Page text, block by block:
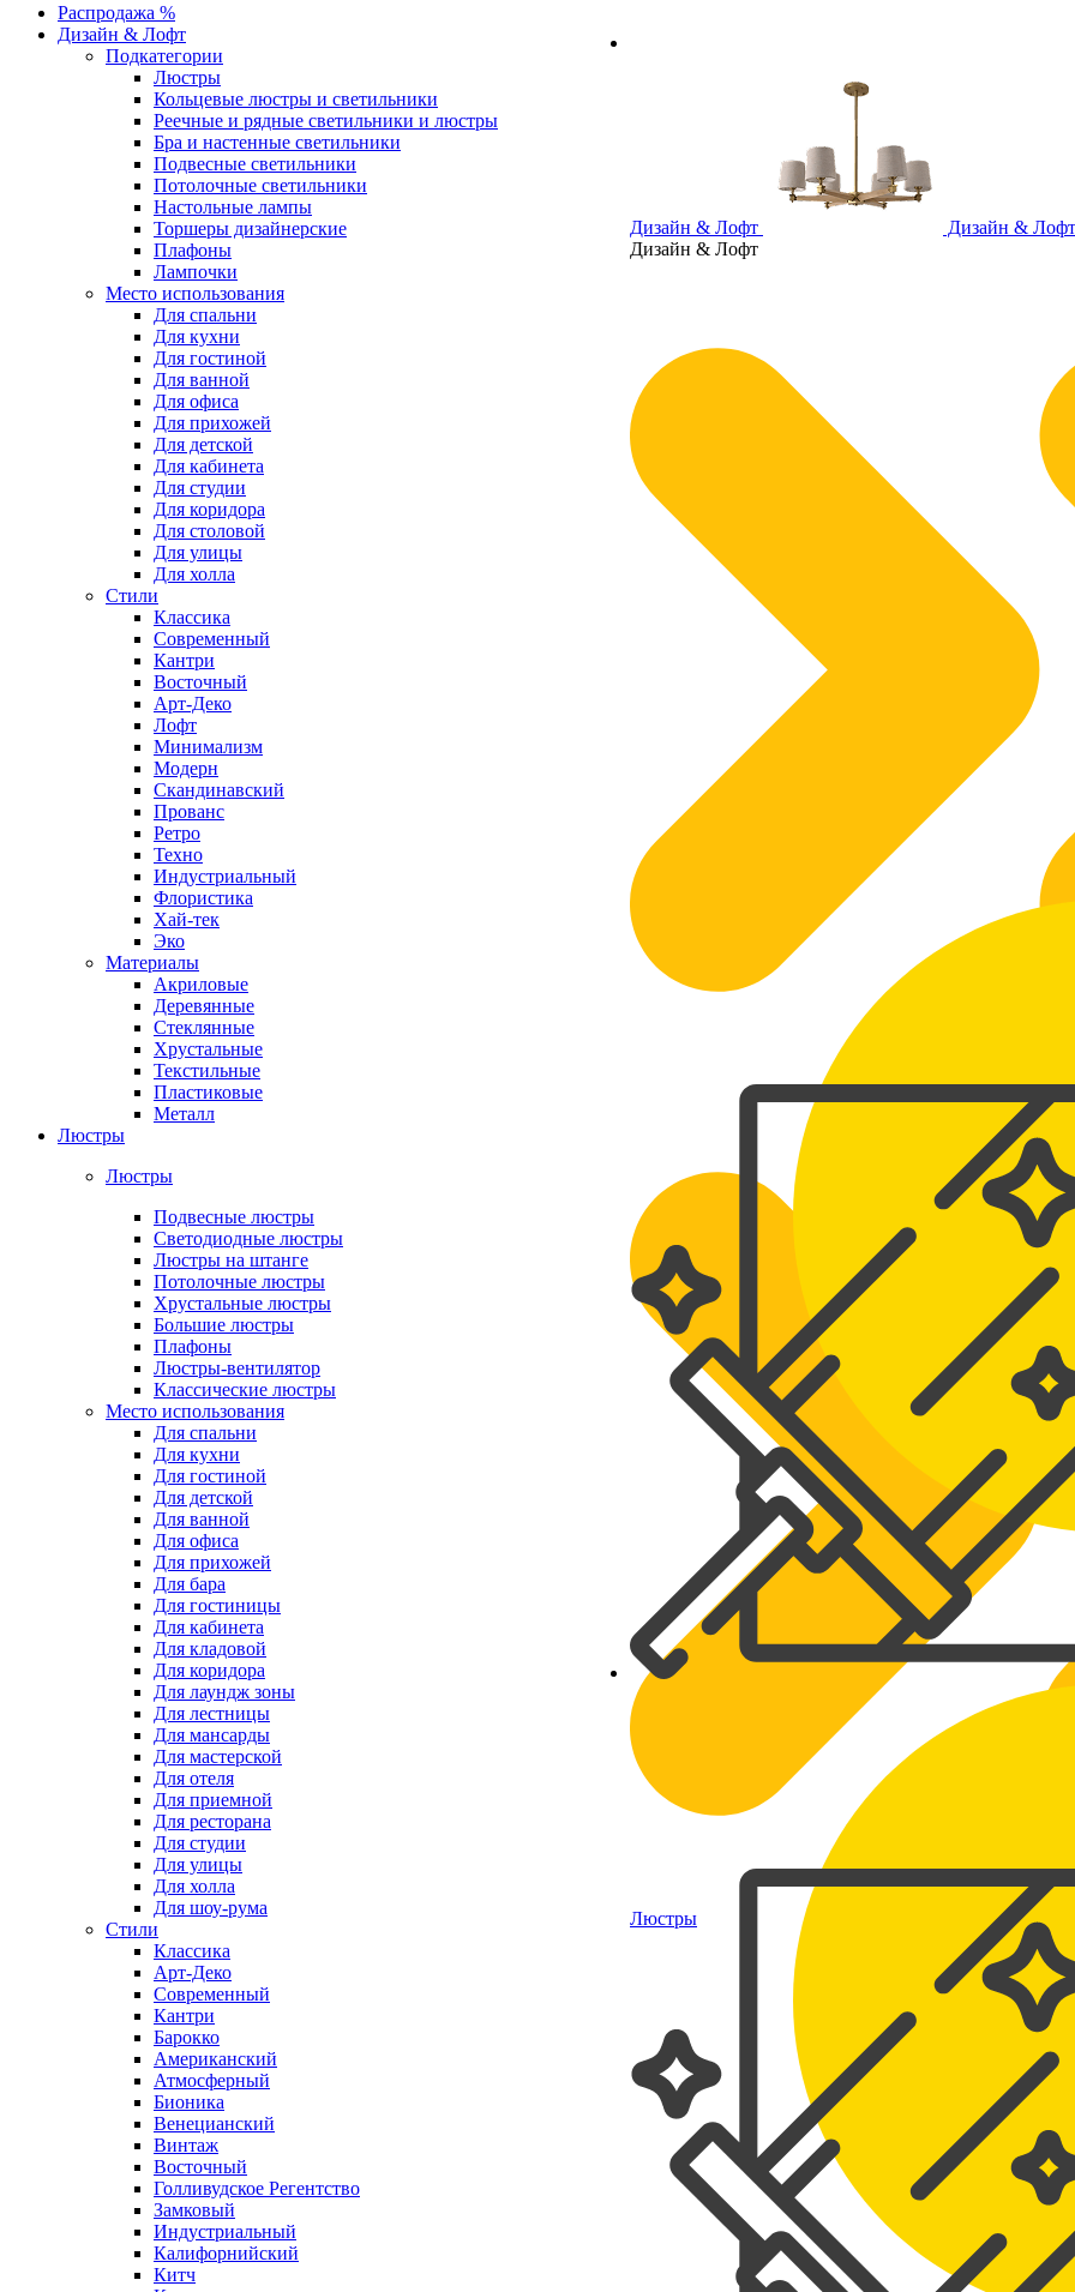
Дизайн & Лофт
Дизайн & Лофт
Дизайн & Лофт
Люстры
Распродажа %
Дизайн & Лофт
Подкатегории
Люстры
Кольцевые люстры и светильники
Реечные и рядные светильники и люстры
Бра и настенные светильники
Подвесные светильники
Потолочные светильники
Настольные лампы
Торшеры дизайнерские
Плафоны
Лампочки
Место использования
Для спальни
Для кухни
Для гостиной
Для ванной
Для офиса
Для прихожей
Для детской
Для кабинета
Для студии
Для коридора
Для столовой
Для улицы
Для холла
Стили
Классика
Современный
Кантри
Восточный
Арт-Деко
Лофт
Минимализм
Модерн
Скандинавский
Прованс
Ретро
Техно
Индустриальный
Флористика
Хай-тек
Эко
Материалы
Акриловые
Деревянные
Стеклянные
Хрустальные
Текстильные
Пластиковые
Металл
Люстры
Люстры
Подвесные люстры
Светодиодные люстры
Люстры на штанге
Потолочные люстры
Хрустальные люстры
Большие люстры
Плафоны
Люстры-вентилятор
Классические люстры
Место использования
Для спальни
Для кухни
Для гостиной
Для детской
Для ванной
Для офиса
Для прихожей
Для бара
Для гостиницы
Для кабинета
Для кладовой
Для коридора
Для лаундж зоны
Для лестницы
Для мансарды
Для мастерской
Для отеля
Для приемной
Для ресторана
Для студии
Для улицы
Для холла
Для шоу-рума
Стили
Классика
Арт-Деко
Современный
Кантри
Барокко
Американский
Атмосферный
Бионика
Венецианский
Винтаж
Восточный
Голливудское Регентство
Замковый
Индустриальный
Калифорнийский
Китч